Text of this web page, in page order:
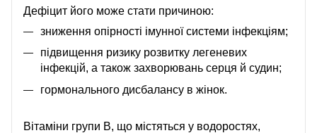
Дефіцит його може стати причиною:
зниження опірності імунної системи інфекціям;
підвищення ризику розвитку легеневих
інфекцій, а також захворювань серця й судин;
гормонального дисбалансу в жінок.
Вітаміни групи B, що містяться у водоростях,